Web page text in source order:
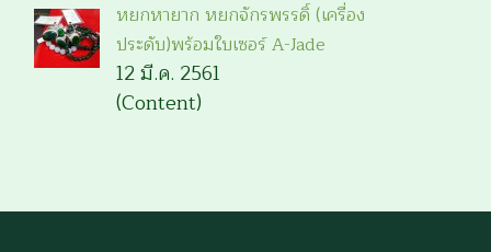
หยกหายาก หยกจักรพรรดิ์ (เครื่อง
ประดับ)พร้อมใบเซอร์ A-Jade
12 มี.ค. 2561
(Content)